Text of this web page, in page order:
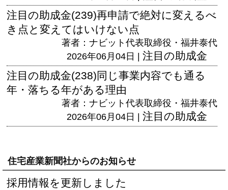
注目の助成金(239)再申請で絶対に変えるべ
き点と変えてはいけない点
著者：ナビット代表取締役・福井泰代
2026年06月04日 | 注目の助成金
注目の助成金(238)同じ事業内容でも通る
年・落ちる年がある理由
著者：ナビット代表取締役・福井泰代
2026年06月04日 | 注目の助成金
住宅産業新聞社からのお知らせ
採用情報を更新しました